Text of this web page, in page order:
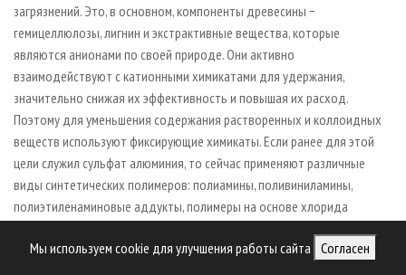
Мы используем cookie для улучшения работы сайта Согласен
загрязнений. Это, в основном, компоненты древесины −
гемицеллюлозы, лигнин и экстрактивные вещества, которые
являются анионами по своей природе. Они активно
взаимодействуют с катионными химикатами для удержания,
значительно снижая их эффективность и повышая их расход.
Поэтому для уменьшения содержания растворенных и коллоидных
веществ используют фиксирующие химикаты. Если ранее для этой
цели служил сульфат алюминия, то сейчас применяют различные
виды синтетических полимеров: полиамины, поливиниламины,
полиэтиленаминовые аддукты, полимеры на основе хлорида
Другие виды химикатов, улучшающих процесс производства бумаги.